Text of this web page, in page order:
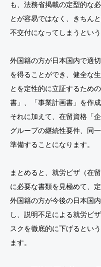
も、法務省掲載の定型的な
とが容易ではなく、きちん
不交付になってしまうという
外国籍の方が日本国内で適
を得ることができ、健全な
とを定性的に立証するため
書」、「事業計画書」を作
それに加えて、在留資格「
グループの継続性要件、同
準備することになります。
まとめると、就労ビザ（在
に必要な書類を見極めて、
外国籍の方が今後の日本国
し、説明不足による就労ビ
スクを徹底的に下げるとい
ます。